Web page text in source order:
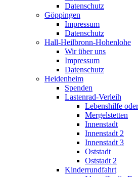
Datenschutz
Göppingen
Impressum
Datenschutz
Hall-Heilbronn-Hohenlohe
Wir über uns
Impressum
Datenschutz
Heidenheim
Spenden
Lastenrad-Verleih
Lebenshilfe
Mergelstetten
Innenstadt
Innenstadt 2
Innenstadt 3
Oststadt
Oststadt 2
Kinderrundfahrt